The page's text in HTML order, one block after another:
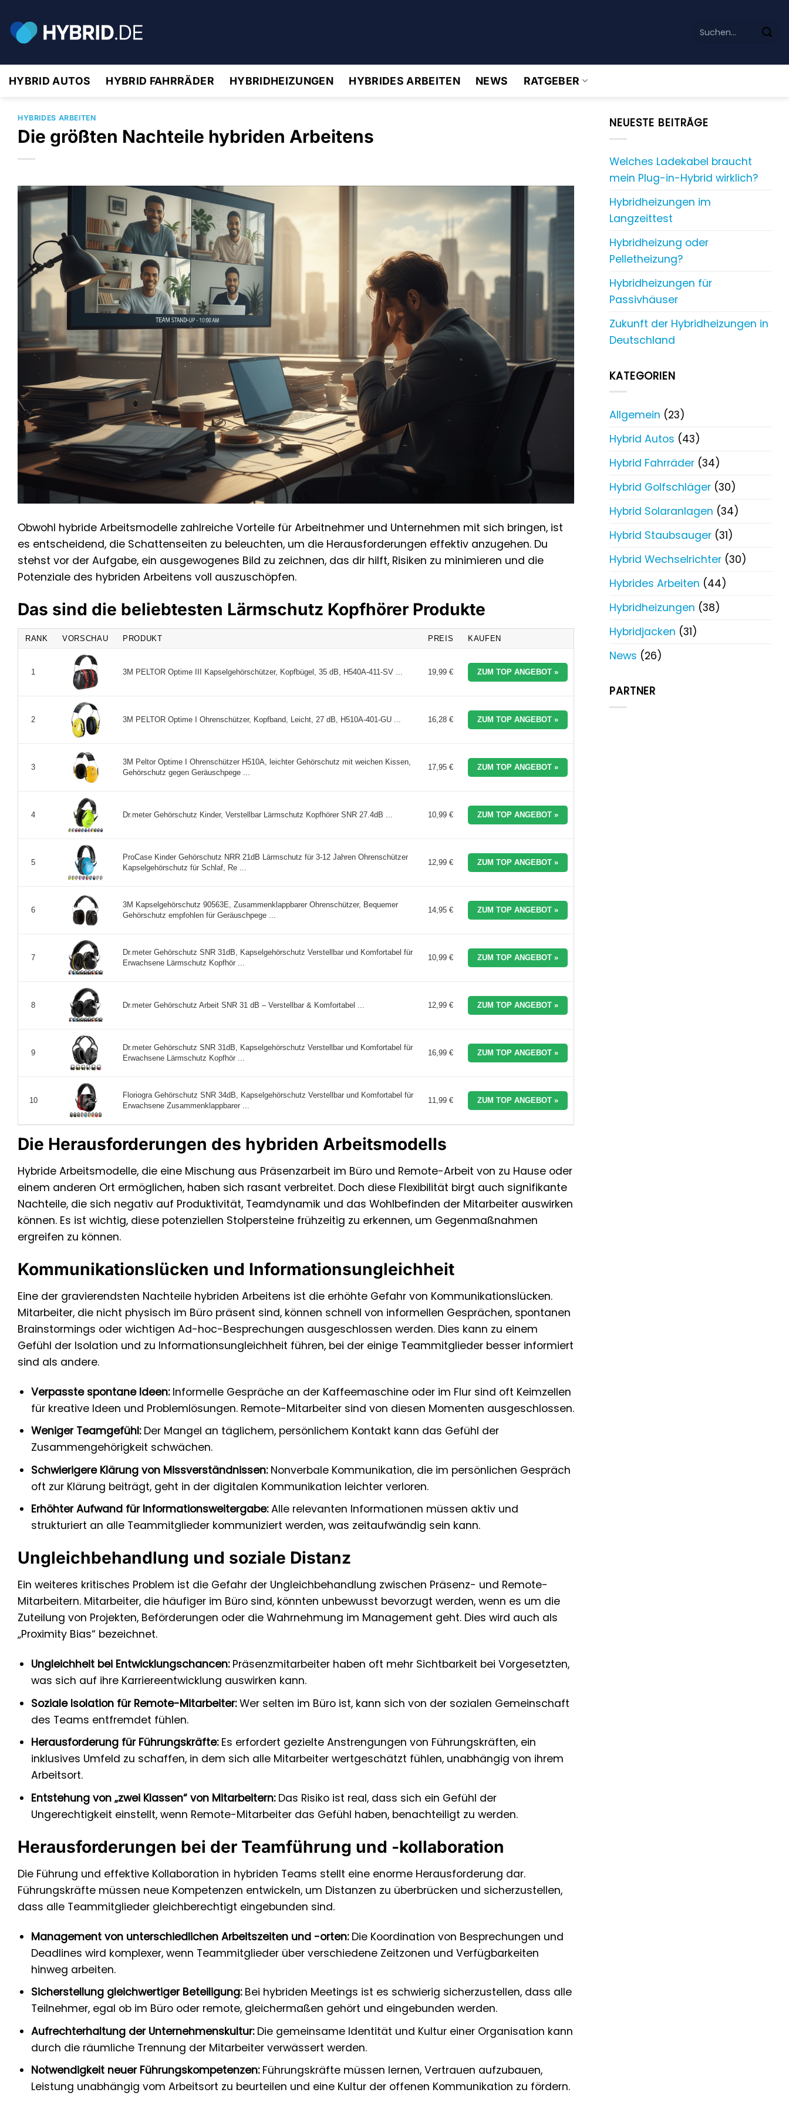
Inhalt
springen
HYBRID AUTOS HYBRID FAHRRÄDER HYBRIDHEIZUNGEN HYBRIDES ARBEITEN NEWS RATGEBER
HYBRIDES ARBEITEN
Die größten Nachteile hybriden Arbeitens
Obwohl hybride Arbeitsmodelle zahlreiche Vorteile für Arbeitnehmer und Unternehmen mit sich bringen, ist
es entscheidend, die Schattenseiten zu beleuchten, um die Herausforderungen effektiv anzugehen. Du
stehst vor der Aufgabe, ein ausgewogenes Bild zu zeichnen, das dir hilft, Risiken zu minimieren und die
Potenziale des hybriden Arbeitens voll auszuschöpfen.
Das sind die beliebtesten Lärmschutz Kopfhörer Produkte
RANK VORSCHAU PRODUKT PREIS KAUFEN
1 3M PELTOR Optime III Kapselgehörschützer, Kopfbügel, 35 dB, H540A-411-SV ... 19,99 € ZUM TOP ANGEBOT »
2 3M PELTOR Optime I Ohrenschützer, Kopfband, Leicht, 27 dB, H510A-401-GU ... 16,28 € ZUM TOP ANGEBOT »
3
3M Peltor Optime I Ohrenschützer H510A, leichter Gehörschutz mit weichen Kissen,
Gehörschutz gegen Geräuschpege ...
17,95 € ZUM TOP ANGEBOT »
4 Dr.meter Gehörschutz Kinder, Verstellbar Lärmschutz Kopfhörer SNR 27.4dB ... 10,99 € ZUM TOP ANGEBOT »
5
ProCase Kinder Gehörschutz NRR 21dB Lärmschutz für 3-12 Jahren Ohrenschützer
Kapselgehörschutz für Schlaf, Re ...
12,99 € ZUM TOP ANGEBOT »
6
3M Kapselgehörschutz 90563E, Zusammenklappbarer Ohrenschützer, Bequemer
Gehörschutz empfohlen für Geräuschpege ...
14,95 € ZUM TOP ANGEBOT »
7
Dr.meter Gehörschutz SNR 31dB, Kapselgehörschutz Verstellbar und Komfortabel für
Erwachsene Lärmschutz Kopfhör ...
10,99 € ZUM TOP ANGEBOT »
8 Dr.meter Gehörschutz Arbeit SNR 31 dB – Verstellbar & Komfortabel ... 12,99 € ZUM TOP ANGEBOT »
9
Dr.meter Gehörschutz SNR 31dB, Kapselgehörschutz Verstellbar und Komfortabel für
Erwachsene Lärmschutz Kopfhör ...
16,99 € ZUM TOP ANGEBOT »
10
Floriogra Gehörschutz SNR 34dB, Kapselgehörschutz Verstellbar und Komfortabel für
Erwachsene Zusammenklappbarer ...
11,99 € ZUM TOP ANGEBOT »
Die Herausforderungen des hybriden Arbeitsmodells
Hybride Arbeitsmodelle, die eine Mischung aus Präsenzarbeit im Büro und Remote-Arbeit von zu Hause oder
einem anderen Ort ermöglichen, haben sich rasant verbreitet. Doch diese Flexibilität birgt auch signifikante
Nachteile, die sich negativ auf Produktivität, Teamdynamik und das Wohlbefinden der Mitarbeiter auswirken
können. Es ist wichtig, diese potenziellen Stolpersteine frühzeitig zu erkennen, um Gegenmaßnahmen
ergreifen zu können.
Kommunikationslücken und Informationsungleichheit
Eine der gravierendsten Nachteile hybriden Arbeitens ist die erhöhte Gefahr von Kommunikationslücken.
Mitarbeiter, die nicht physisch im Büro präsent sind, können schnell von informellen Gesprächen, spontanen
Brainstormings oder wichtigen Ad-hoc-Besprechungen ausgeschlossen werden. Dies kann zu einem
Gefühl der Isolation und zu Informationsungleichheit führen, bei der einige Teammitglieder besser informiert
sind als andere.
Verpasste spontane Ideen:Informelle Gespräche an der Kaffeemaschine oder im Flur sind oft Keimzellen
für kreative Ideen und Problemlösungen. Remote-Mitarbeiter sind von diesen Momenten ausgeschlossen.
Weniger Teamgefühl:Der Mangel an täglichem, persönlichem Kontakt kann das Gefühl der
Zusammengehörigkeit schwächen.
Schwierigere Klärung von Missverständnissen:Nonverbale Kommunikation, die im persönlichen Gespräch
oft zur Klärung beiträgt, geht in der digitalen Kommunikation leichter verloren.
Erhöhter Aufwand für Informationsweitergabe:Alle relevanten Informationen müssen aktiv und
strukturiert an alle Teammitglieder kommuniziert werden, was zeitaufwändig sein kann.
Ungleichbehandlung und soziale Distanz
Ein weiteres kritisches Problem ist die Gefahr der Ungleichbehandlung zwischen Präsenz- und Remote-
Mitarbeitern. Mitarbeiter, die häufiger im Büro sind, könnten unbewusst bevorzugt werden, wenn es um die
Zuteilung von Projekten, Beförderungen oder die Wahrnehmung im Management geht. Dies wird auch als
„Proximity Bias“ bezeichnet.
Ungleichheit bei Entwicklungschancen:Präsenzmitarbeiter haben oft mehr Sichtbarkeit bei Vorgesetzten,
was sich auf ihre Karriereentwicklung auswirken kann.
Soziale Isolation für Remote-Mitarbeiter:Wer selten im Büro ist, kann sich von der sozialen Gemeinschaft
des Teams entfremdet fühlen.
Herausforderung für Führungskräfte:Es erfordert gezielte Anstrengungen von Führungskräften, ein
inklusives Umfeld zu schaffen, in dem sich alle Mitarbeiter wertgeschätzt fühlen, unabhängig von ihrem
Arbeitsort.
Entstehung von „zwei Klassen“ von Mitarbeitern:Das Risiko ist real, dass sich ein Gefühl der
Ungerechtigkeit einstellt, wenn Remote-Mitarbeiter das Gefühl haben, benachteiligt zu werden.
Herausforderungen bei der Teamführung und -kollaboration
Die Führung und effektive Kollaboration in hybriden Teams stellt eine enorme Herausforderung dar.
Führungskräfte müssen neue Kompetenzen entwickeln, um Distanzen zu überbrücken und sicherzustellen,
dass alle Teammitglieder gleichberechtigt eingebunden sind.
Management von unterschiedlichen Arbeitszeiten und -orten:Die Koordination von Besprechungen und
Deadlines wird komplexer, wenn Teammitglieder über verschiedene Zeitzonen und Verfügbarkeiten
hinweg arbeiten.
Sicherstellung gleichwertiger Beteiligung:Bei hybriden Meetings ist es schwierig sicherzustellen, dass alle
Teilnehmer, egal ob im Büro oder remote, gleichermaßen gehört und eingebunden werden.
Aufrechterhaltung der Unternehmenskultur:Die gemeinsame Identität und Kultur einer Organisation kann
durch die räumliche Trennung der Mitarbeiter verwässert werden.
Notwendigkeit neuer Führungskompetenzen:Führungskräfte müssen lernen, Vertrauen aufzubauen,
Leistung unabhängig vom Arbeitsort zu beurteilen und eine Kultur der offenen Kommunikation zu fördern.
NEUESTE BEITRÄGE
Welches Ladekabel braucht
mein Plug-in-Hybrid wirklich?
Hybridheizungen im
Langzeittest
Hybridheizung oder
Pelletheizung?
Hybridheizungen für
Passivhäuser
Zukunft der Hybridheizungen in
Deutschland
KATEGORIEN
Allgemein (23)
Hybrid Autos (43)
Hybrid Fahrräder (34)
Hybrid Golfschläger (30)
Hybrid Solaranlagen (34)
Hybrid Staubsauger (31)
Hybrid Wechselrichter (30)
Hybrides Arbeiten (44)
Hybridheizungen (38)
Hybridjacken (31)
News (26)
PARTNER